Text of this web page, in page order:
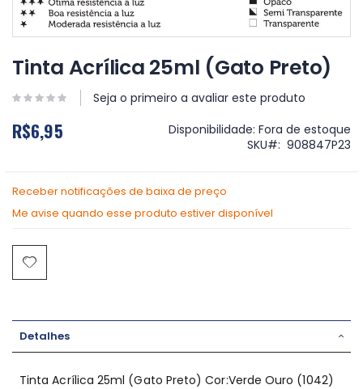
para
o
da
de
Tinta Acrílica 25ml (Gato Preto)
Seja o primeiro a avaliar este produto
R$6,95 Disponibilidade: Fora de estoque
SKU
908847P23
Receber notificações de baixa de preço
Me avise quando esse produto estiver disponível
Detalhes
Tinta Acrílica 25ml (Gato Preto) Cor:Verde Ouro (1042)